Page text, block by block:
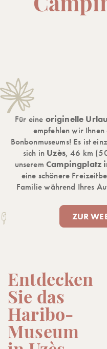
Für eine originelle
empfehlen wir
Bonbonmuseums! Es ist
sich in Uzès, 46 km
unseremCampingplatz
eine schönere
Familie während Ihres
ZUR
Entdecken
Sie das
Haribo-
Museum